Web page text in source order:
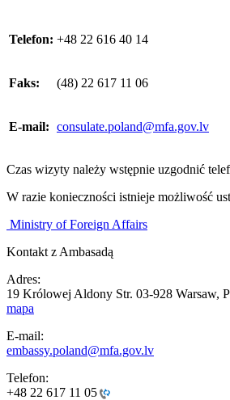
Telefon: +48 22 616 40 14
Faks: (48) 22 617 11 06
E-mail: consulate.poland@mfa.gov.lv
Czas wizyty należy wstępnie uzgodnić
W razie konieczności istnieje możliwość
Ministry of Foreign Affairs
Kontakt z Ambasadą
Adres:
19 Królowej Aldony Str. 03-928 Warsaw,
mapa
E-mail:
embassy.poland@mfa.gov.lv
Telefon:
+48 22 617 11 05